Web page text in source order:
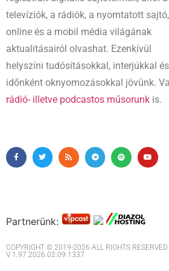
televíziók, a rádiók, a nyomtatott
online és a mobil média világának
aktualitásairól olvashat. Ezenkívül
helyszíni tudósításokkal, interjúkkal és
időnként oknyomozásokkal jövünk.
rádió- illetve podcastos műsorunk is.
Partnerünk:
COPYRIGHT © 2019-2026 ALL RIGHTS
V 1.97.2026.02.09.1337